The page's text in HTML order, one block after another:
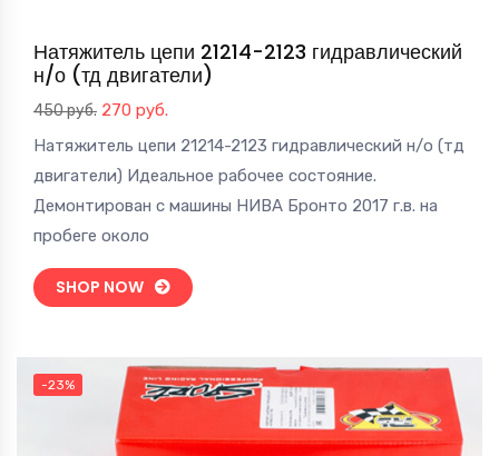
Натяжитель цепи 21214-2123 гидравлический
н/о (тд двигатели)
450руб. Первоначальная
цена
составляла
450 руб..
270 руб.
цена:
270 руб..
Натяжитель цепи 21214-2123 гидравлический н/о (тд
двигатели) Идеальное рабочее состояние.
Демонтирован с машины НИВА Бронто 2017 г.в. на
пробеге около
SHOP NOW
-23%